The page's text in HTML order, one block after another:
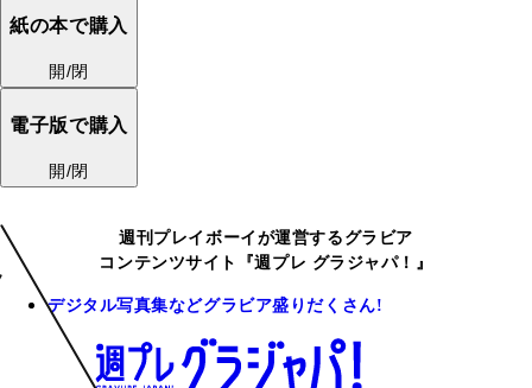
紙の本で購入
開/閉
電子版で購入
開/閉
週刊プレイボーイが運営するグラビア
コンテンツサイト『週プレ グラジャパ！』
デジタル写真集などグラビア盛りだくさん!